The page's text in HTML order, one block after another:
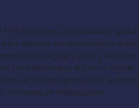
NTT Group, es un innovador
los clientes a transformarse a
digital y de TI y
confianza hacia el futuro
el alcance global con la
Visítenos en nttdata.com.